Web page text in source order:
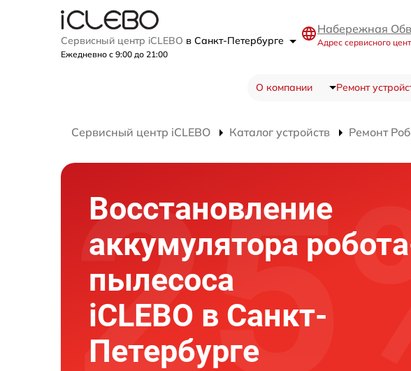
Сервисный центр iCLEBO в Санкт-Петербурге
Ежедневно с 9:00 до 21:00
Набережная
Адрес сервисного
О компании Ремонт
Сервисный центр iCLEBO Каталог устройств Ремонт
Восстановление
аккумулятора
пылесоса
iCLEBO в Санкт-
Петербурге